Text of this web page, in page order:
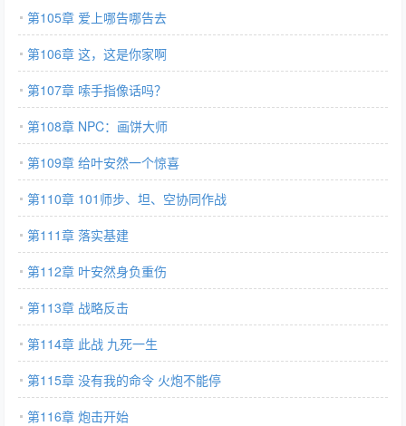
第105章 爱上哪告哪告去
第106章 这，这是你家啊
第107章 嗦手指像话吗？
第108章 NPC：画饼大师
第109章 给叶安然一个惊喜
第110章 101师步、坦、空协同作战
第111章 落实基建
第112章 叶安然身负重伤
第113章 战略反击
第114章 此战 九死一生
第115章 没有我的命令 火炮不能停
第116章 炮击开始